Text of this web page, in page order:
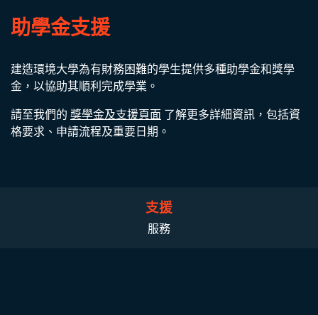
助學金支援
建造環境大學為有財務困難的學生提供多種助學金和獎學
金，以協助其順利完成學業。
請至我們的 獎學金及支援頁面 了解更多詳細資訊，包括資
格要求、申請流程及重要日期。
支援
服務